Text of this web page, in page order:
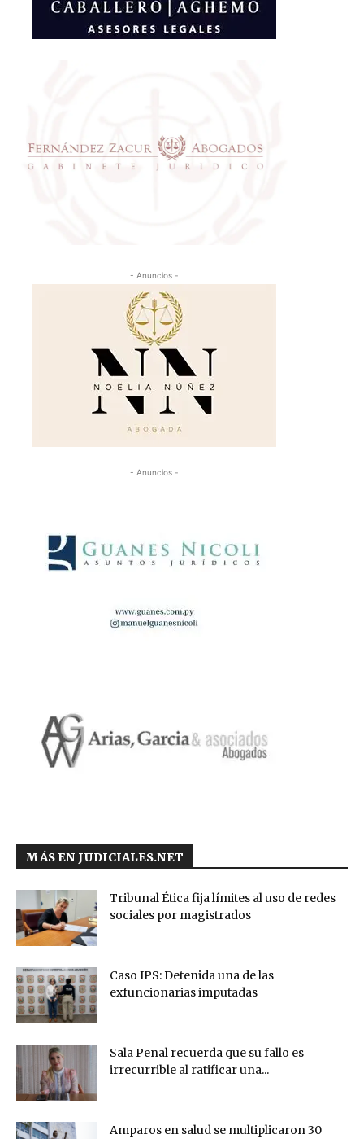
- Anuncios -
- Anuncios -
MÁS EN JUDICIALES.NET
Tribunal Ética fija límites al uso de redes
sociales por magistrados
Caso IPS: Detenida una de las
exfuncionarias imputadas
Sala Penal recuerda que su fallo es
irrecurrible al ratificar una...
Amparos en salud se multiplicaron 30